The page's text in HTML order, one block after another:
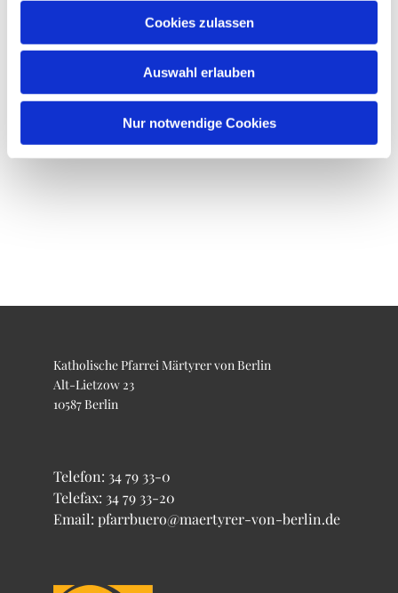
Cookies zulassen
Auswahl erlauben
Nur notwendige Cookies
Katholische Pfarrei Märtyrer von Berlin
Alt-Lietzow 23
10587 Berlin
Telefon: 34 79 33-0
Telefax: 34 79 33-20
Email: pfarrbuero@maertyrer-von-berlin.de